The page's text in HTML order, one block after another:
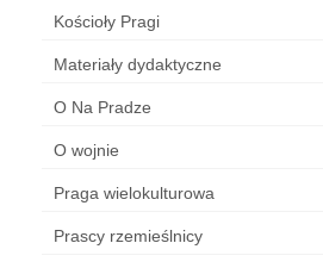
Kościoły Pragi
Materiały dydaktyczne
O Na Pradze
O wojnie
Praga wielokulturowa
Prascy rzemieślnicy